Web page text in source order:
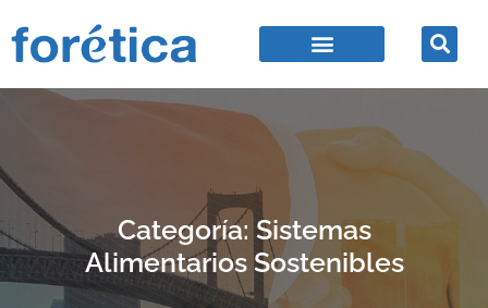
Categoría: Sistemas
Alimentarios Sostenibles